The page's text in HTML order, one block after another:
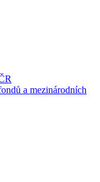
a mezinárodních